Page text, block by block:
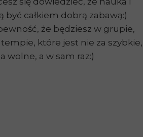
być całkiem dobrą zabawą:)
że będziesz w grupie,
które jest nie za szybkie,
wolne, a w sam raz:)